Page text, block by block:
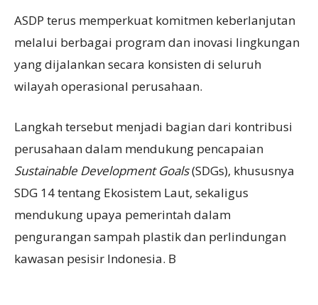
ASDP terus memperkuat komitmen keberlanjutan
melalui berbagai program dan inovasi lingkungan
yang dijalankan secara konsisten di seluruh
wilayah operasional perusahaan.
Langkah tersebut menjadi bagian dari kontribusi
perusahaan dalam mendukung pencapaian
Sustainable Development Goals(SDGs), khususnya
SDG 14 tentang Ekosistem Laut, sekaligus
mendukung upaya pemerintah dalam
pengurangan sampah plastik dan perlindungan
kawasan pesisir Indonesia. B